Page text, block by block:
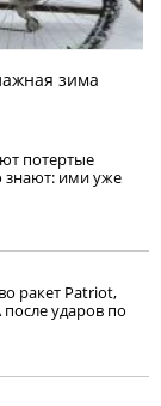
зима
потертые
знают: ими уже
ракет Patriot,
ударов по